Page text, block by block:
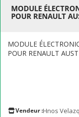
MODULE
POUR RENAULT
MODULE
POUR RENAULT
Vendeur :Hnos